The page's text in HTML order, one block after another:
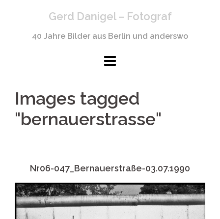
Gerd Danigel – Fotograf
40 Jahre Bilder aus Berlin und anderswo
Images tagged
"bernauerstrasse"
Nr06-047_Bernauerstraße-03.07.1990